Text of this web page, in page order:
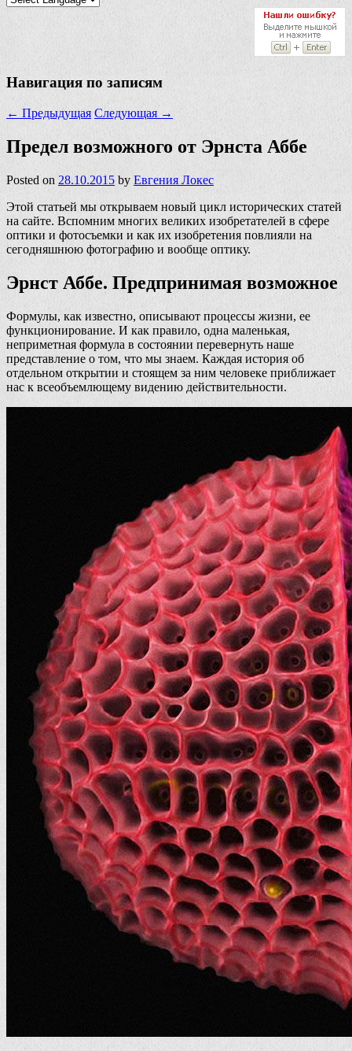
Навигация по записям
← Предыдущая Следующая →
Предел возможного от Эрнста Аббе
Posted on 28.10.2015 by Евгения Локес
Этой статьей мы открываем новый цикл исторических статей
на сайте. Вспомним многих великих изобретателей в сфере
оптики и фотосъемки и как их изобретения повлияли на
сегодняшнюю фотографию и вообще оптику.
Эрнст Аббе. Предпринимая возможное
Формулы, как известно, описывают процессы жизни, ее
функционирование. И как правило, одна маленькая,
неприметная формула в состоянии перевернуть наше
представление о том, что мы знаем. Каждая история об
отдельном открытии и стоящем за ним человеке приближает
нас к всеобъемлющему видению действительности.